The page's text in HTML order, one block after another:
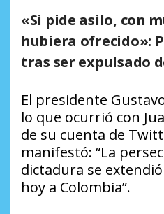
«Si pide asilo, con
hubiera ofrecido»:
tras ser expulsado
El presidente
lo que ocurrió con
de su cuenta de
manifestó: “La
dictadura se
hoy a Colombia”.